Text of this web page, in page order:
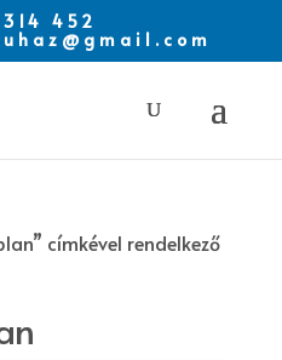
452
címkével rendelkező